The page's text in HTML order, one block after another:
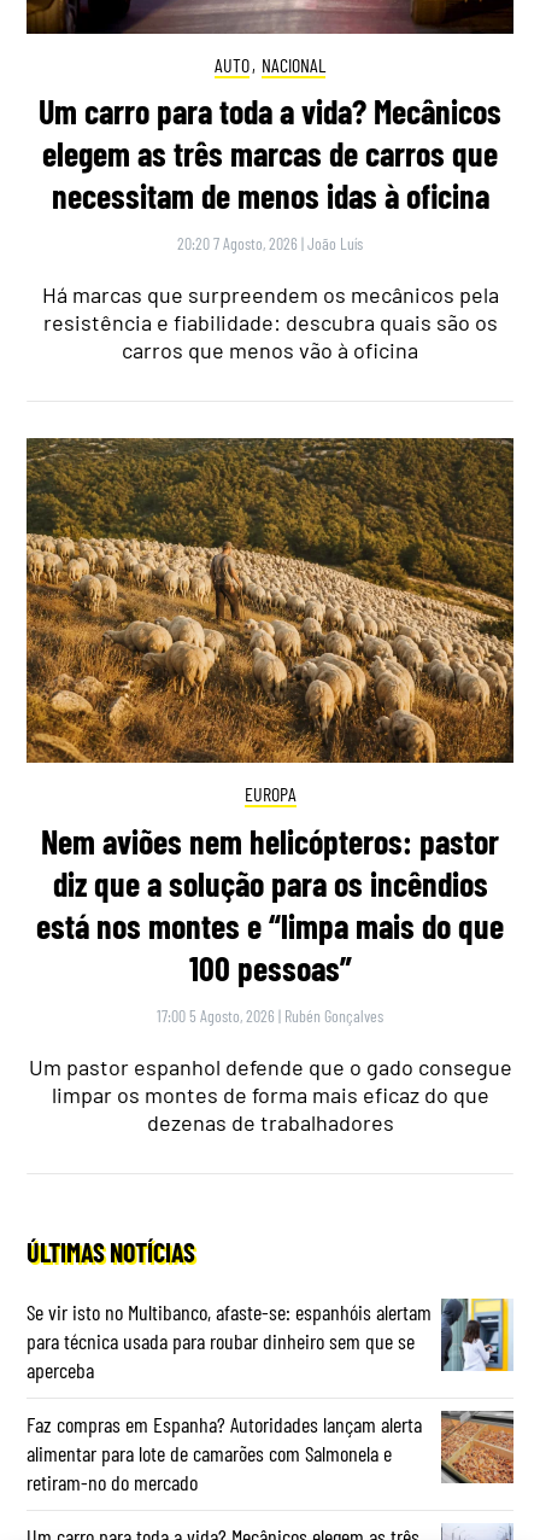
AUTO, NACIONAL
Um carro para toda a vida? Mecânicos
elegem as três marcas de carros que
necessitam de menos idas à oficina
20:20 7 Agosto, 2026 |João Luís
Há marcas que surpreendem os mecânicos pela
resistência e fiabilidade: descubra quais são os
carros que menos vão à oficina
EUROPA
Nem aviões nem helicópteros: pastor
diz que a solução para os incêndios
está nos montes e “limpa mais do que
100 pessoas”
17:00 5 Agosto, 2026 | Rubén Gonçalves
Um pastor espanhol defende que o gado consegue
limpar os montes de forma mais eficaz do que
dezenas de trabalhadores
ÚLTIMAS NOTÍCIAS
Se vir isto no Multibanco, afaste-se: espanhóis alertam
para técnica usada para roubar dinheiro sem que se
aperceba
Faz compras em Espanha? Autoridades lançam alerta
alimentar para lote de camarões com Salmonela e
retiram-no do mercado